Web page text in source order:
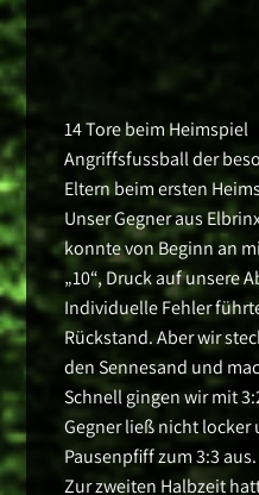
14 Tore beim Heimspiel
Angriffsfussball der
Eltern beim ersten
Unser Gegner aus
konnte von Beginn an
„10“, Druck auf unsere
Individuelle Fehler
Rückstand. Aber wir
den Sennesand und
Schnell gingen wir mit
Gegner ließ nicht locker
Pausenpfiff zum 3:3 aus.
Zur zweiten Halbzeit